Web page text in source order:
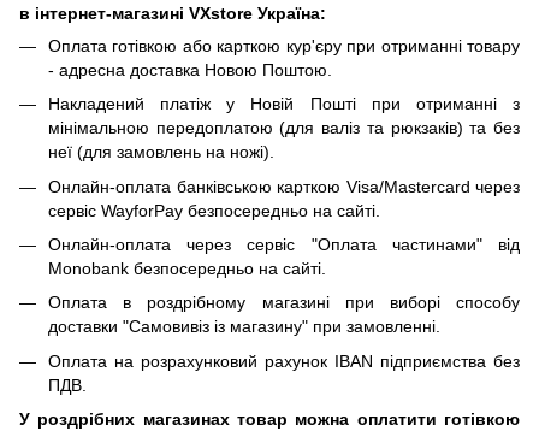
в інтернет-магазині VXstore Україна:
Оплата готівкою або карткою кур'єру при отриманні товару
- адресна доставка Новою Поштою.
Накладений платіж у Новій Пошті при отриманні з
мінімальною передоплатою (для валіз та рюкзаків) та без
неї (для замовлень на ножі).
Онлайн-оплата банківською карткою Visa/Mastercard через
сервіс WayforPay безпосередньо на сайті.
Онлайн-оплата через сервіс "Оплата частинами" від
Monobank безпосередньо на сайті.
Оплата в роздрібному магазині при виборі способу
доставки "Самовивіз із магазину" при замовленні.
Оплата на розрахунковий рахунок IBAN підприємства без
ПДВ.
У роздрібних магазинах товар можна оплатити готівкою